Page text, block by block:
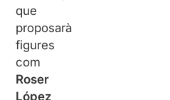
que
proposarà
figures
com
Roser
López